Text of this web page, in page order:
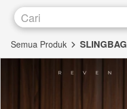
Cari
Semua Produk SLINGBAG